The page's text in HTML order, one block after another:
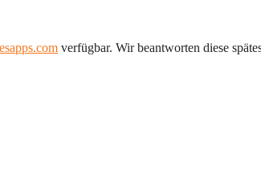
verfügbar. Wir beantworten diese